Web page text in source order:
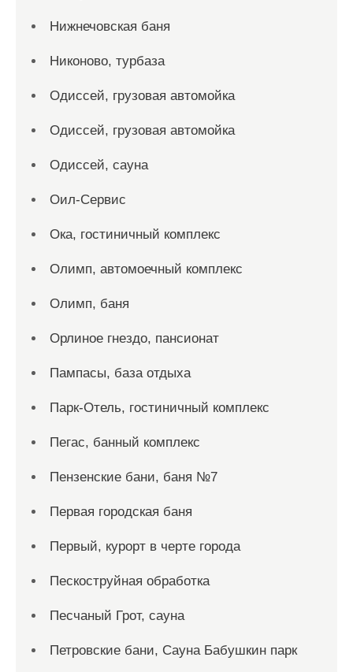
Нижнечовская баня
Никоново, турбаза
Одиссей, грузовая автомойка
Одиссей, грузовая автомойка
Одиссей, сауна
Оил-Сервис
Ока, гостиничный комплекс
Олимп, автомоечный комплекс
Олимп, баня
Орлиное гнездо, пансионат
Пампасы, база отдыха
Парк-Отель, гостиничный комплекс
Пегас, банный комплекс
Пензенские бани, баня №7
Первая городская баня
Первый, курорт в черте города
Пескоструйная обработка
Песчаный Грот, сауна
Петровские бани, Сауна Бабушкин парк